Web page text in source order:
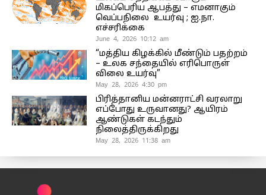
மிகப்பெரிய ஆபத்து – எமனாகும்
வெப்பநிலை உயர்வு ; ஐ.நா.
எச்சரிக்கை
June 4, 2026 10:12 am
“மத்திய கிழக்கில் மீண்டும் பதற்றம்
– உலக சந்தையில் எரிபொருள்
விலை உயர்வு”
May 28, 2026 4:30 pm
பிரித்தானிய மன்னராட்சி வரலாறு
எப்போது உருவானது? ஆயிரம்
ஆண்டுகள் கடந்தும்
நிலைத்திருக்கிறது
May 28, 2026 11:38 am